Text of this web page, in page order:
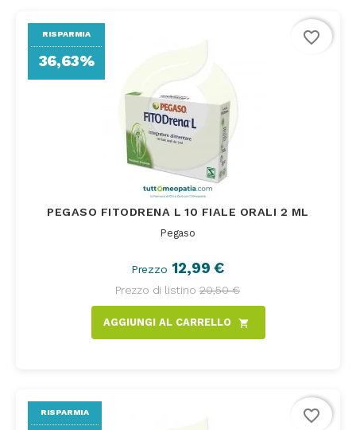
PEGASO FITODRENA L 10 FIALE ORALI 2 ML
Pegaso
Prezzo 12,99 €
Prezzo di listino 20,50 €
AGGIUNGI AL CARRELLO shopping_cart
RISPARMIA
36,63%
favorite_border
RISPARMIA favorite_border